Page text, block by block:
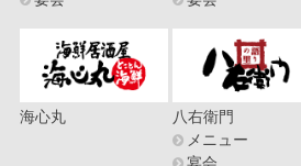
海心丸
八右衛門
メニュー